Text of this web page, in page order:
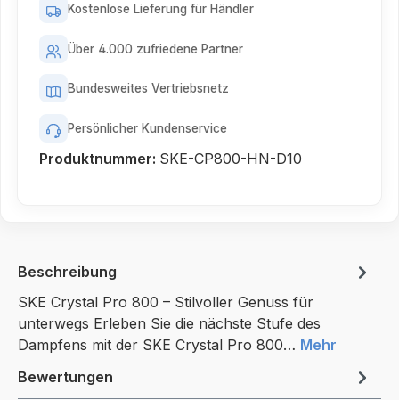
Kostenlose Lieferung für Händler
Über 4.000 zufriedene Partner
Bundesweites Vertriebsnetz
Persönlicher Kundenservice
Produktnummer: SKE-CP800-HN-D10
Beschreibung
SKE Crystal Pro 800 – Stilvoller Genuss für
unterwegs Erleben Sie die nächste Stufe des
Dampfens mit der SKE Crystal Pro 800… Mehr
Bewertungen